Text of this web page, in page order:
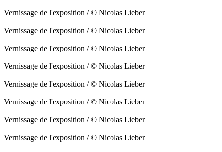
Vernissage de l'exposition / © Nicolas Lieber
Vernissage de l'exposition / © Nicolas Lieber
Vernissage de l'exposition / © Nicolas Lieber
Vernissage de l'exposition / © Nicolas Lieber
Vernissage de l'exposition / © Nicolas Lieber
Vernissage de l'exposition / © Nicolas Lieber
Vernissage de l'exposition / © Nicolas Lieber
Vernissage de l'exposition / © Nicolas Lieber